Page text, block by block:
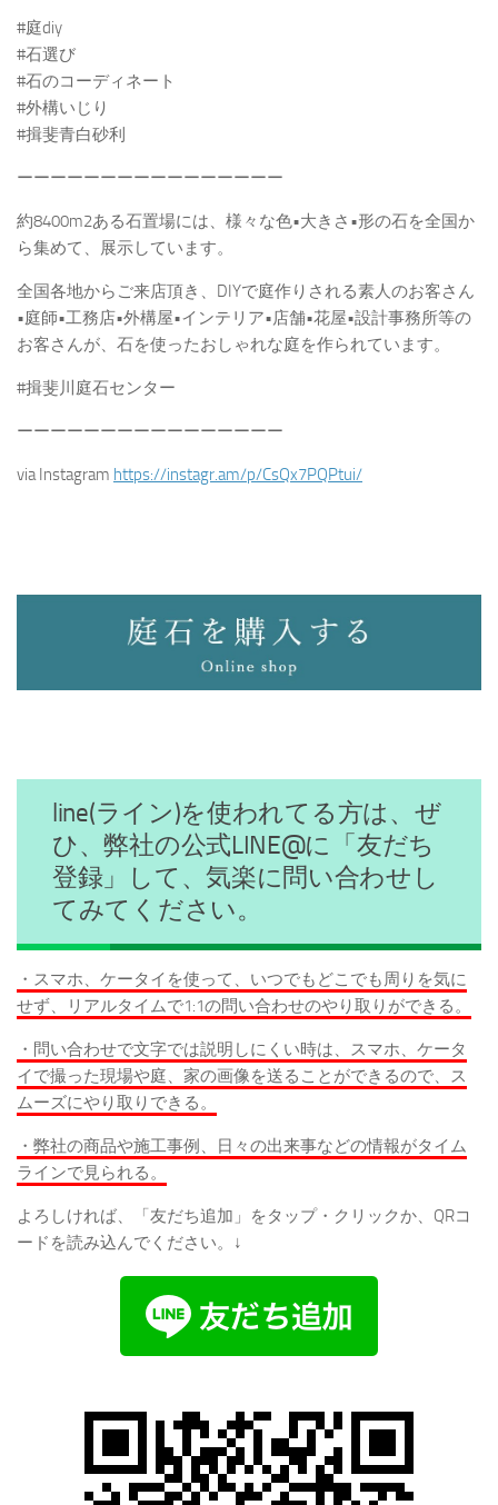
#庭diy
#石選び
#石のコーディネート
#外構いじり
#揖斐青白砂利
ーーーーーーーーーーーーーーーー
約8400m2ある石置場には、様々な色•大きさ•形の石を全国か
ら集めて、展示しています。
全国各地からご来店頂き、DIYで庭作りされる素人のお客さん
•庭師•工務店•外構屋•インテリア•店舗•花屋•設計事務所等の
お客さんが、石を使ったおしゃれな庭を作られています。
#揖斐川庭石センター
ーーーーーーーーーーーーーーーー
via Instagram https://instagr.am/p/CsQx7PQPtui/
line(ライン)を使われてる方は、ぜ
ひ、弊社の公式LINE@に「友だち
登録」して、気楽に問い合わせし
てみてください。
・スマホ、ケータイを使って、いつでもどこでも周りを気に
せず、リアルタイムで1:1の問い合わせのやり取りができる。
・問い合わせで文字では説明しにくい時は、スマホ、ケータ
イで撮った現場や庭、家の画像を送ることができるので、ス
ムーズにやり取りできる。
・弊社の商品や施工事例、日々の出来事などの情報がタイム
ラインで見られる。
よろしければ、「友だち追加」をタップ・クリックか、QRコ
ードを読み込んでください。↓